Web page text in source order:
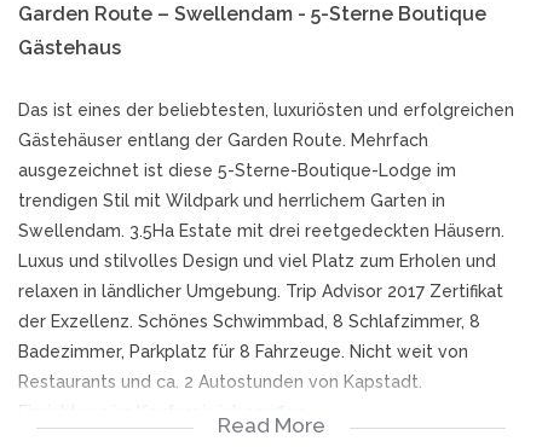
Garden Route – Swellendam - 5-Sterne Boutique
Gästehaus
Das ist eines der beliebtesten, luxuriösten und erfolgreichen
Gästehäuser entlang der Garden Route. Mehrfach
ausgezeichnet ist diese 5-Sterne-Boutique-Lodge im
trendigen Stil mit Wildpark und herrlichem Garten in
Swellendam. 3.5Ha Estate mit drei reetgedeckten Häusern.
Luxus und stilvolles Design und viel Platz zum Erholen und
relaxen in ländlicher Umgebung. Trip Advisor 2017 Zertifikat
der Exzellenz. Schönes Schwimmbad, 8 Schlafzimmer, 8
Badezimmer, Parkplatz für 8 Fahrzeuge. Nicht weit von
Restaurants und ca. 2 Autostunden von Kapstadt.
Read More